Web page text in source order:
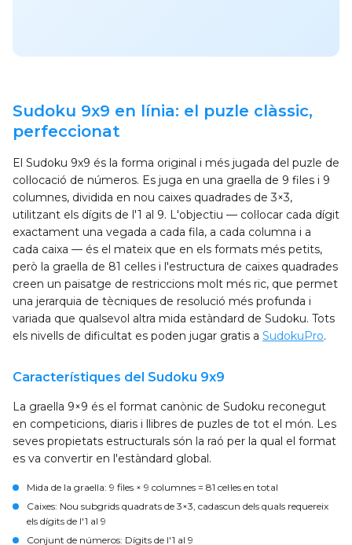
Sudoku 9x9 en línia: el puzle clàssic,
perfeccionat
El Sudoku 9x9 és la forma original i més jugada del puzle de
col·locació de números. Es juga en una graella de 9 files i 9
columnes, dividida en nou caixes quadrades de 3×3,
utilitzant els dígits de l'1 al 9. L'objectiu — col·locar cada dígit
exactament una vegada a cada fila, a cada columna i a
cada caixa — és el mateix que en els formats més petits,
però la graella de 81 cel·les i l'estructura de caixes quadrades
creen un paisatge de restriccions molt més ric, que permet
una jerarquia de tècniques de resolució més profunda i
variada que qualsevol altra mida estàndard de Sudoku. Tots
els nivells de dificultat es poden jugar gratis a SudokuPro.
Característiques del Sudoku 9x9
La graella 9×9 és el format canònic de Sudoku reconegut
en competicions, diaris i llibres de puzles de tot el món. Les
seves propietats estructurals són la raó per la qual el format
es va convertir en l'estàndard global.
Mida de la graella: 9 files × 9 columnes = 81 cel·les en total
Caixes: Nou subgrids quadrats de 3×3, cadascun dels quals requereix
els dígits de l'1 al 9
Conjunt de números: Dígits de l'1 al 9